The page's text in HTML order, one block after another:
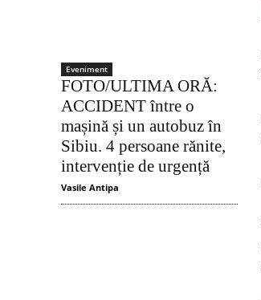
Eveniment
FOTO/ULTIMA ORĂ:
ACCIDENT între o
mașină și un autobuz în
Sibiu. 4 persoane rănite,
intervenție de urgență
Vasile Antipa